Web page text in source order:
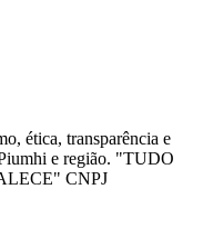
ética, transparência e
e região. "TUDO
CNPJ